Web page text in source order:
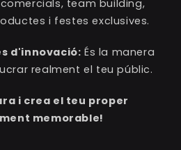
team building,
i festes exclusives.
d'innovació: És la manera
realment el teu públic.
i crea el teu proper
memorable!